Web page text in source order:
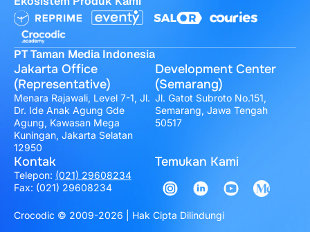
PT Taman Media Indonesia
Jakarta Office
(Representative)
Menara Rajawali, Level 7-1, Jl.
Dr. Ide Anak Agung Gde
Agung, Kawasan Mega
Kuningan, Jakarta Selatan
12950
Development Center
(Semarang)
Jl. Gatot Subroto No.151,
Semarang, Jawa Tengah
50517
Kontak
Telepon: (021) 29608234
Fax: (021) 29608234
Temukan Kami
Crocodic © 2009-2026 | Hak Cipta Dilindungi